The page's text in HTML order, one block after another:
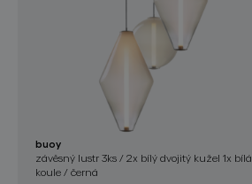
buoy
závěsný lustr 3ks / 2x bílý dvojitý kužel 1x bílá
koule / černá